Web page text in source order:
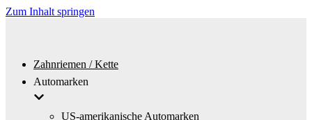
Zum Inhalt springen
Zahnriemen / Kette
Automarken
US-amerikanische Automarken